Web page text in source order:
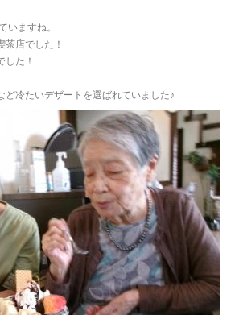
いますね。
茶店でした！
した！
ど冷たいデザートを選ばれていました♪